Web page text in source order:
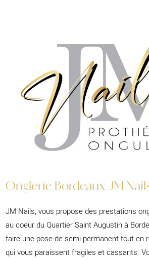
Onglerie Bordeaux JM
JM Nails, vous propose des prestations
au coeur du Quartier Saint Augustin à
faire une pose de semi-permanent tout en
qui vous paraissent fragiles et cassants.